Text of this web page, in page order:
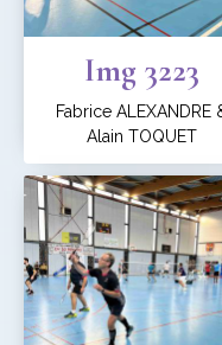
Img 3223
Fabrice ALEXANDRE
Alain TOQUET